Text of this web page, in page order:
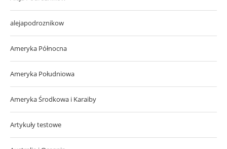
alejapodroznikow
Ameryka Północna
Ameryka Południowa
Ameryka Środkowa i Karaiby
Artykuły testowe